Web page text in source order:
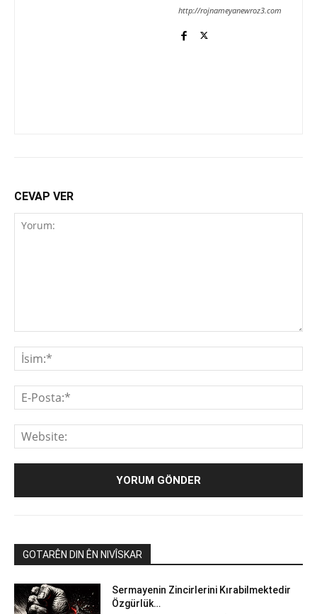
http://rojnameyanewroz3.com
CEVAP VER
GOTARÊN DIN ÊN NIVÎSKAR
Sermayenin Zincirlerini Kırabilmektedir
Özgürlük…